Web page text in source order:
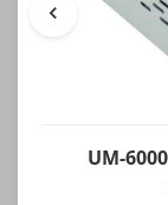
UM-